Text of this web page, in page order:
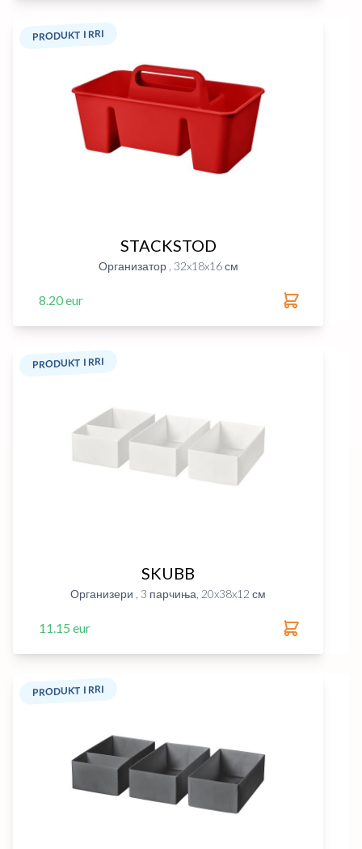
PRODUKT I RRI
STACKSTOD
Организатор , 32x18x16 см
8.20 eur
PRODUKT I RRI
SKUBB
Организери , 3 парчиња, 20x38x12 см
11.15 eur
PRODUKT I RRI